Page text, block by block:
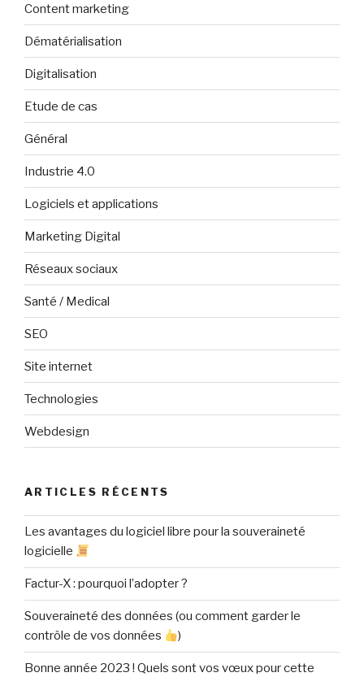
Content marketing
Dématérialisation
Digitalisation
Etude de cas
Général
Industrie 4.0
Logiciels et applications
Marketing Digital
Réseaux sociaux
Santé / Medical
SEO
Site internet
Technologies
Webdesign
ARTICLES RÉCENTS
Les avantages du logiciel libre pour la souveraineté
logicielle
Factur-X : pourquoi l’adopter ?
Souveraineté des données (ou comment garder le
contrôle de vos données
)
Bonne année 2023 ! Quels sont vos vœux pour cette